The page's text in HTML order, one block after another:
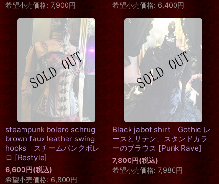
希望小売価格: 7,900円
希望小売価格: 6,400円
steampunk bolero schrug
brown faux leather swing
hooks スチームパンクボレ
ロ [Restyle]
6,600円(税込)
希望小売価格: 6,800円
Black jabot shirt Gothic レ
ースとサテン、スタンドカラ
ーのブラウス [Punk Rave]
7,800円(税込)
希望小売価格: 7,980円